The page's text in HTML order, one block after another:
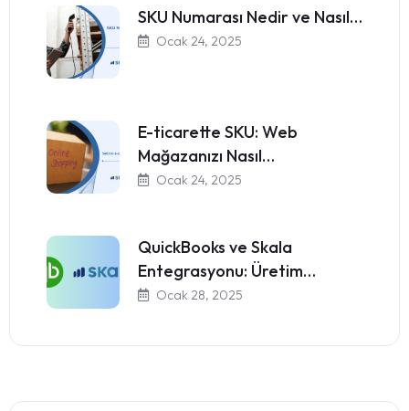
SKU Numarası Nedir ve Nasıl…
Ocak 24, 2025
E-ticarette SKU: Web
Mağazanızı Nasıl…
Ocak 24, 2025
QuickBooks ve Skala
Entegrasyonu: Üretim…
Ocak 28, 2025